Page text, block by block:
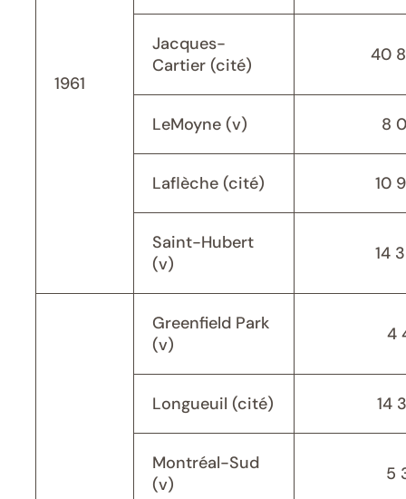
1961
Jacques-
Cartier (cité)
40
LeMoyne (v) 8
Laflèche (cité) 10
Saint-Hubert
(v)
14
Greenfield Park
(v)
4
Longueuil (cité) 14
Montréal-Sud
(v)
5